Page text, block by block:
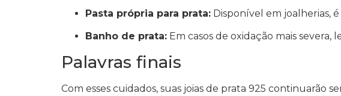
Pasta própria para prata: Disponível em joalherias,
Banho de prata: Em casos de oxidação mais
Palavras finais
Com esses cuidados, suas joias de prata 925